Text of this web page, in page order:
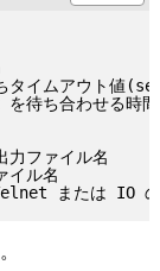
イムアウト値
ち合わせる時間
ファイル名
ル名